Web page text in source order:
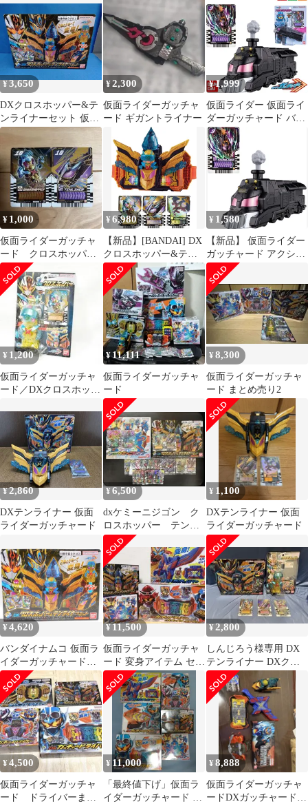
¥3,650
DXクロスホッパー&テ
ンライナーセット 仮面
ライダーガッチャード
¥2,300
仮面ライダーガッチャ
ード ギガントライナー
¥1,999
仮面ライダー 仮面ライ
ダーガッチャード バン
ダイ アクションケミー
スチームライナー ライ
ドケミートレカ1枚付属
ガッチャンコ 変身ベル
ト 拡張ユニット 送料無
料 新品 未開封
STEMLINER
¥ 1,000
仮面ライダーガッチャ
ード クロスホッパー
& テンライナー
¥6,980
【新品】[BANDAI] DX
クロスホッパー&テン
ライナーセット
¥ 1,580
【新品】 仮面ライダー
ガッチャード アクショ
ンケミースチームライ
ナー 倉庫
¥ 1,200
仮面ライダーガッチャ
ード／DXクロスホッパ
¥11,111
仮面ライダーガッチャ
ード
¥8,300
仮面ライダーガッチャ
ード まとめ売り2
¥2,860
DXテンライナー 仮面
ライダーガッチャード
¥6,500
dxケミーニジゴン ク
ロスホッパー テンラ
イナーセット おまけ
付き
¥ 1,100
DXテンライナー 仮面
ライダーガッチャード
¥4,620
バンダイナムコ 仮面ラ
イダーガッチャード
DXクロスホッパー&テ
ンライナーセット
¥11,500
仮面ライダーガッチャ
ード 変身アイテム セッ
ト ライドケミートレカ
変身ベルト
¥2,800
しんじろう様専用 DX
テンライナー DXクロ
スホッパー セット
¥4,500
仮面ライダーガッチャ
ード ドライバーまと
¥ 11,000
「最終値下げ」仮面ラ
イダーガッチャード ア
¥8,888
仮面ライダーガッチャ
ードDXガッチャードラ